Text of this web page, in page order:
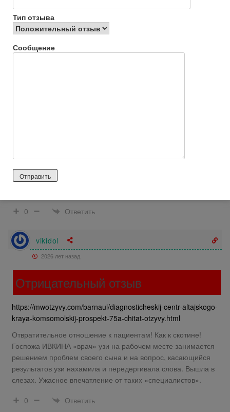
0 Ответить
2026 лет назад
диагностического центра за их высокий профессионализм,
чуткое и внимательное отношение к больному. Хорошо, что в
наше, непростое время, есть врачи с большой буквы,
0
Ответить
vikidol
2026 лет назад
Отрицательный отзыв
https://mwotzyvy.com/barnaul/diagnosticheskij-centr-altajskogo-
kraya-komsomolskij-prospekt-75a-chitat-otzyvy.html
Отвратительное отношение к пациентам! Как к скотине!
Госпожа ИВКИНА «врач» узи на рабочем месте занимается
решением проблем своего сына и на вопрос, касающийся
результатов узи нахамила и передергивала слова. Вышла в
слезах. Ужасное впечатление от таких «специалистов».
0
Ответить
Тип отзыва
Сообщение